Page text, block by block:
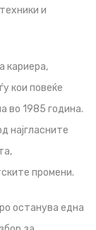
и
кариера,
кои повеќе
во 1985 година.
најгласните
промени.
останува една